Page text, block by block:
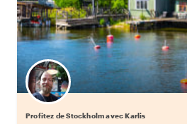
Profitez de Stockholm avec Karlis